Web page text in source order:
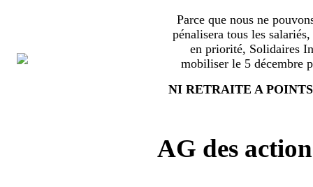
Parce que nous ne
pénalisera tous les
en priorité, Solidaires
mobiliser le 5 décembre
NI RETRAITE A
AG des